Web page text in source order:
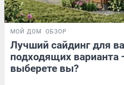
МОЙ ДОМ ОБЗОР
Лучший сайдинг для
подходящих варианта
выберете вы?